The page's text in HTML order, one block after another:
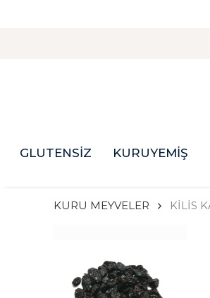
GLUTENSİZ KURUYEMİŞ
KURU MEYVELER KİLİS